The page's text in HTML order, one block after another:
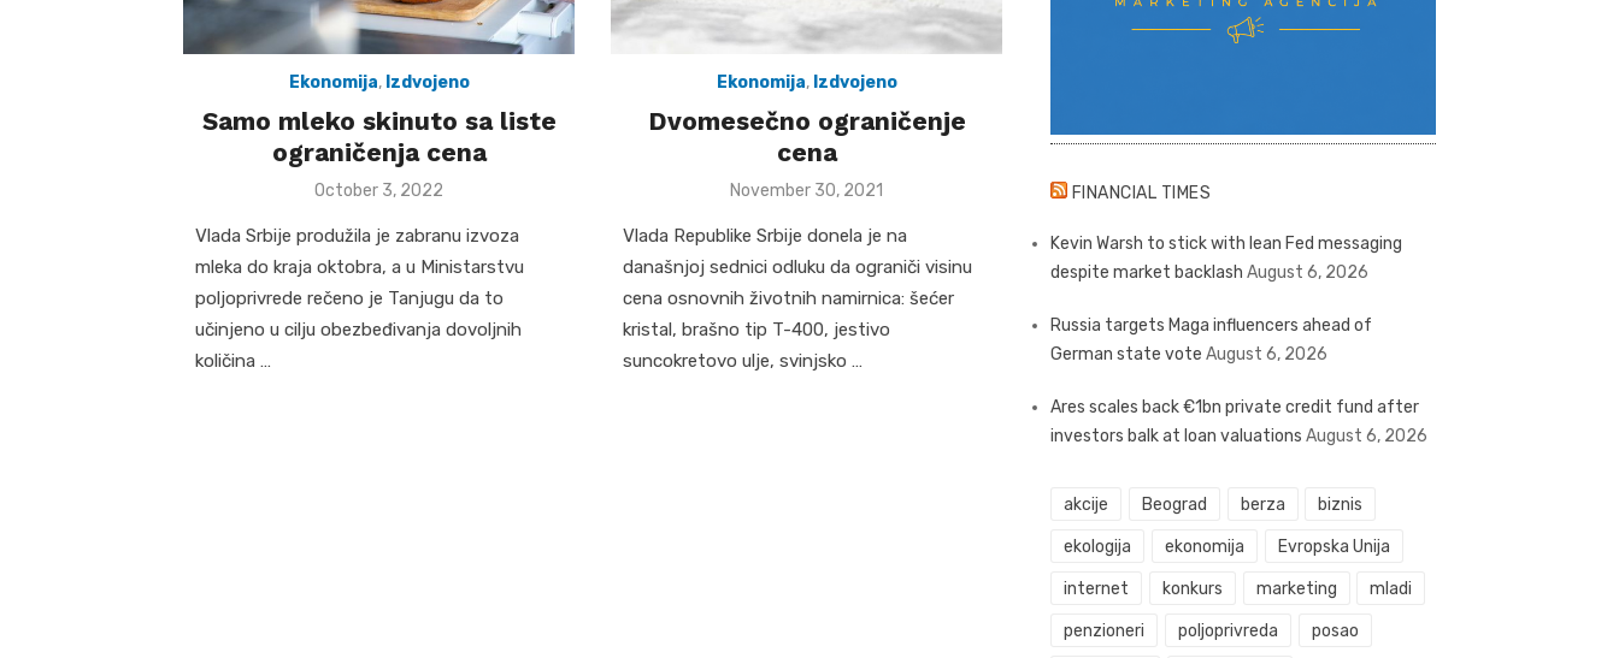
Ekonomija, Izdvojeno
Samo mleko skinuto sa liste
ograničenja cena
Posted
October 3, 2022
Vlada Srbije produžila je zabranu izvoza
mleka do kraja oktobra, a u Ministarstvu
poljoprivrede rečeno je Tanjugu da to
učinjeno u cilju obezbeđivanja dovoljnih
količina …
Ekonomija, Izdvojeno
Dvomesečno ograničenje
cena
Posted
November 30, 2021
Vlada Republike Srbije donela je na
današnjoj sednici odluku da ograniči visinu
cena osnovnih životnih namirnica: šećer
kristal, brašno tip T-400, jestivo
suncokretovo ulje, svinjsko …
FINANCIAL TIMES
Kevin Warsh to stick with lean Fed messaging
despite market backlash August 6, 2026
Russia targets Maga influencers ahead of
German state vote August 6, 2026
Ares scales back €1bn private credit fund after
investors balk at loan valuations August 6, 2026
akcije Beograd berza biznis
ekologija ekonomija Evropska Unija
internet konkurs marketing mladi
penzioneri poljoprivreda posao